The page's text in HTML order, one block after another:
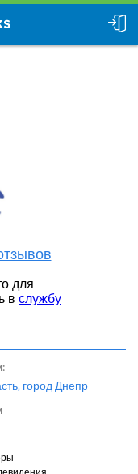
для
в службу
город Днепр